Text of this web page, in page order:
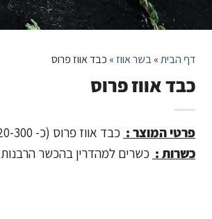
דף הבית»בשר אווז» כבד אווז פרוס
כבד אווז פרוס
פרטי המוצר : כבד אווז פרוס (כ- 220-300 גרם ליחידה)
כשרות : כשרים למהדרין בהכשר הרבנות